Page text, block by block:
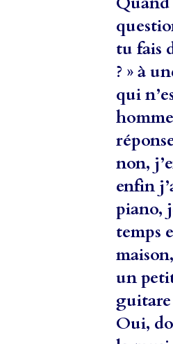
tu fais
? » à
qui
non,
enfin
piano,
temps
un
Oui,